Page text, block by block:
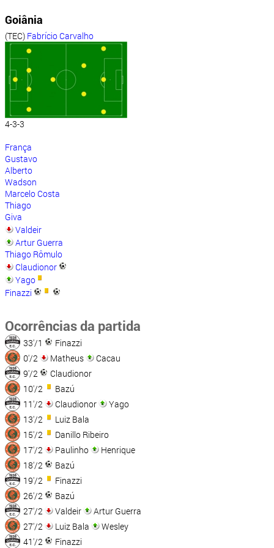
Goiânia
(TEC) Fabrício Carvalho
4-3-3
França
Gustavo
Alberto
Wadson
Marcelo Costa
Thiago
Giva
Valdeir
Artur Guerra
Thiago Rômulo
Claudionor
Yago
Finazzi
Ocorrências da partida
33'/1
Finazzi
0'/2
Matheus
Cacau
9'/2
Claudionor
10'/2
Bazú
11'/2
Claudionor
Yago
13'/2
Luiz Bala
15'/2
Danillo Ribeiro
17'/2
Paulinho
Henrique
18'/2
Bazú
19'/2
Finazzi
26'/2
Bazú
27'/2
Valdeir
Artur Guerra
27'/2
Luiz Bala
Wesley
41'/2
Finazzi